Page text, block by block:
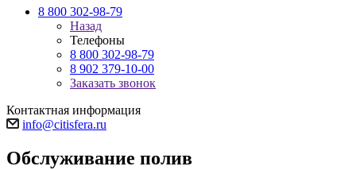
8 800 302-98-79
Назад
Телефоны
8 800 302-98-79
8 902 379-10-00
Заказать звонок
Контактная информация
info@citisfera.ru
Обслуживание полив